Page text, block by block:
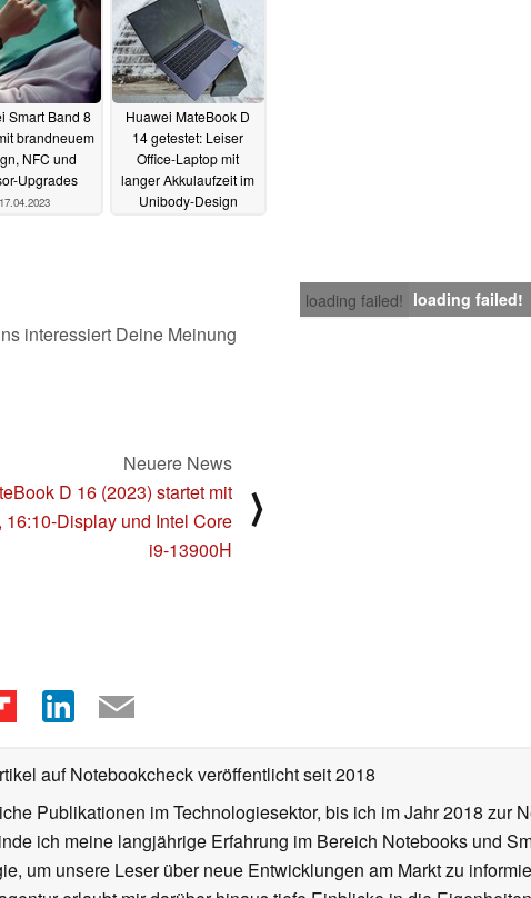
Smart Band 8
brandneuem
NFC und
Upgrades
17.04.2023
Huawei MateBook D
14 getestet: Leiser
Office-Laptop mit
langer Akkulaufzeit im
Unibody-Design
loading failed! loading failed!
interessiert Deine Meinung
Neuere News
D 16 (2023) startet mit
16:10-Display und Intel Core
i9-13900H
⟩
auf Notebookcheck veröffentlichtseit 2018
Publikationen im Technologiesektor, bis ich im Jahr 2018 zur
ich meine langjährige Erfahrung im Bereich Notebooks und
um unsere Leser über neue Entwicklungen am Markt zu